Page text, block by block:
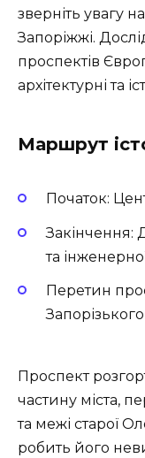
зверніть увагу
Запоріжжі.
проспектів
архітектурні та
Маршрут
Початок:
Закінчення:
та
Перетин
Проспект
частину міста,
та межі старої
робить його